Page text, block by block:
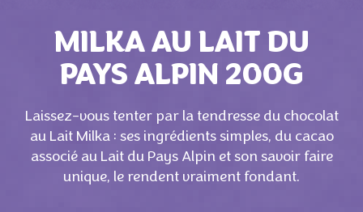
MILKA AU LAIT DU
PAYS ALPIN 200G
Laissez-vous tenter par la tendresse du chocolat
au Lait Milka : ses ingrédients simples, du cacao
associé au Lait du Pays Alpin et son savoir faire
unique, le rendent vraiment fondant.